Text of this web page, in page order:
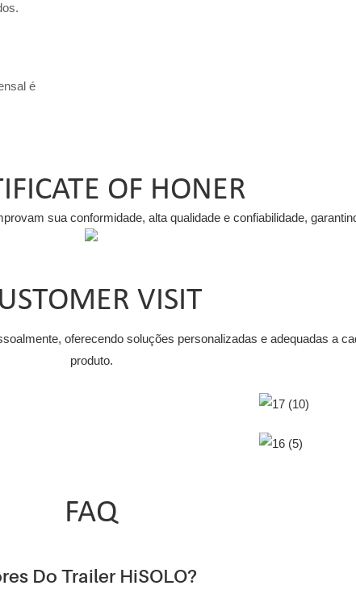
é
OF HONER
sua conformidade, alta qualidade e confiabilidade,
VISIT
oferecendo soluções personalizadas e adequadas a
produto.
FAQ
Do Trailer HiSOLO?